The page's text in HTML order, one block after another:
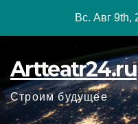
Вс. Авг 9th,
Artteatr24.ru
Строим будущее